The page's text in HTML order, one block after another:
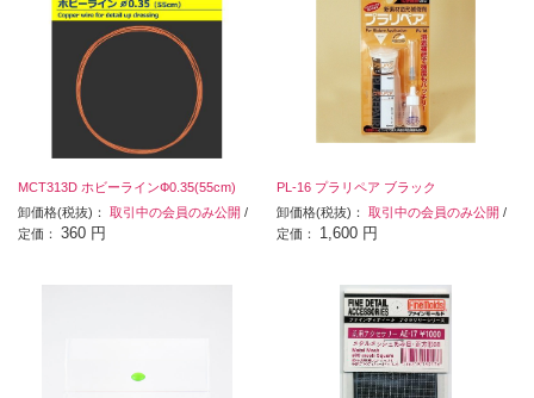
MCT313D ホビーラインФ0.35(55cm)
卸価格(税抜)： 取引中の会員のみ公開 /
定価： 360 円
PL-16 プラリペア ブラック
卸価格(税抜)：取引中の会員のみ公開 /
定価： 1,600 円